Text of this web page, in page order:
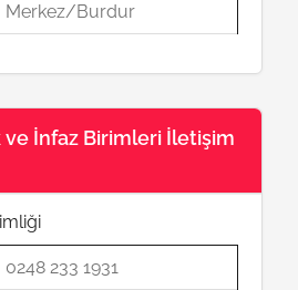
Merkez/Burdur
ve İnfaz Birimleri İletişim
0248 233 1931